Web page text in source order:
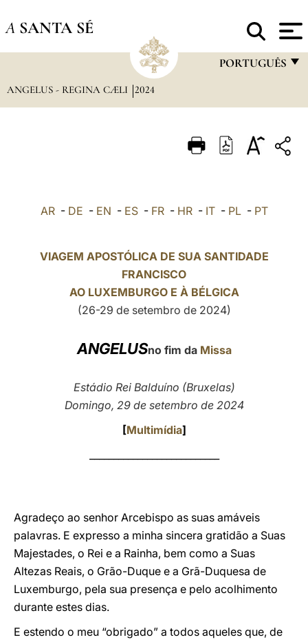
A SANTA SÉ
PORTUGUÊS
ITALIANO
POLSKI
中文
ANGELUS - REGINA CÆLI 2024
AR- DE - EN - ES- FR- HR- IT- PL- PT
VIAGEM APOSTÓLICA DE SUA SANTIDADE
FRANCISCO
AO LUXEMBURGO E À BÉLGICA
(26-29 de setembro de 2024)
ANGELUSno fim da Missa
Estádio Rei Balduíno (Bruxelas)
Domingo, 29 de setembro de 2024
[Multimídia]
Agradeço ao senhor Arcebispo as suas amáveis
palavras. E expresso a minha sincera gratidão a Suas
Majestades, o Rei e a Rainha, bem como a Suas
Altezas Reais, o Grão-Duque e a Grã-Duquesa de
Luxemburgo, pela sua presença e pelo acolhimento
durante estes dias.
E estendo o meu “obrigado” a todos aqueles que, de